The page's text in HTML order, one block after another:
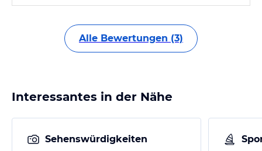
Alle Bewertungen (3)
Interessantes in der Nähe
Sehenswürdigkeiten